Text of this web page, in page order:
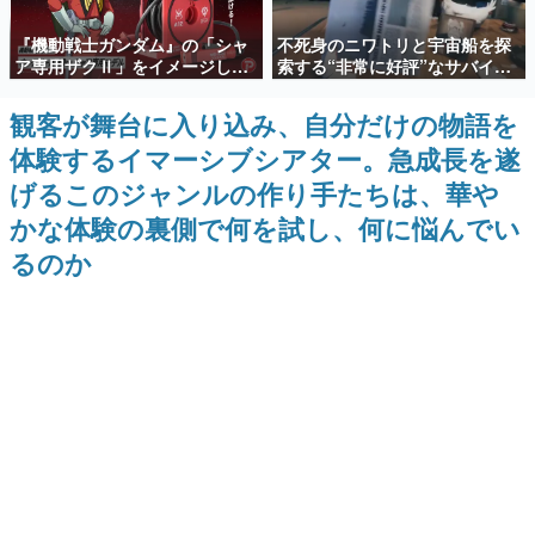
殿堂入り記事
SNS拡散数が数千以上！ ページビュー数万以上！ などな
ど。多くの人々に読まれた、電ファミ渾身の“殿堂入り”記
事をまとめました。
ゲームの企画書
名作ゲームクリエイターの方々に製作時のエピソードをお
聞きし、ヒットする企画（ゲーム）とは何か？を探ってい
きます。
赫本
この物語を解いてはいけない。『赫本』は、〈試験問題〉
『機動戦士ガンダム』の「シャ
ア専用ザクⅡ」をイメージした
散水ホースリールが予約開始。
本体にはシャアのパーソナルマ
ークやジオン公国軍のエンブレ
ム、型式番号などを配置
不死身のニワトリと宇宙船を探
索する“非常に好評”なサバイバ
ルゲーム『Breathedge』が無
料で配布中。入手できる期間は8
月10日まで
観客が舞台に入り込み、自分だけの物語を
体験するイマーシブシアター。急成長を遂
げるこのジャンルの作り手たちは、華や
かな体験の裏側で何を試し、何に悩んでい
るのか